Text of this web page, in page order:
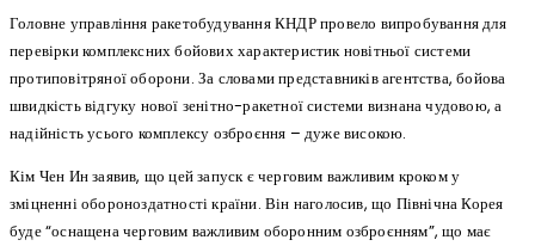
Головне управління ракетобудування КНДР провело випробування для
перевірки комплексних бойових характеристик новітньої системи
протиповітряної оборони. За словами представників агентства, бойова
швидкість відгуку нової зенітно-ракетної системи визнана чудовою, а
надійність усього комплексу озброєння – дуже високою.
Кім Чен Ин заявив, що цей запуск є черговим важливим кроком у
зміцненні обороноздатності країни. Він наголосив, що Північна Корея
буде “оснащена черговим важливим оборонним озброєнням”, що має